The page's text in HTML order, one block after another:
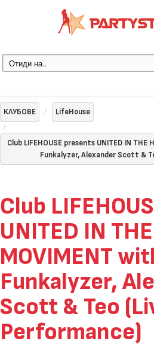
КЛУБОВЕ LifeHouse
Club LIFEHOUSE presents UNITED IN
Funkalyzer, Alexander Scott &
Club
UNITED IN
MOVIMENT
Funkalyzer,
Scott & Teo
Performance)